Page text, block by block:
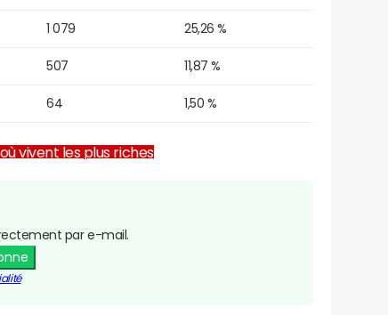
1 079 25,26 %
507 11,87 %
64 1,50 %
où vivent les plus riches
par e-mail.